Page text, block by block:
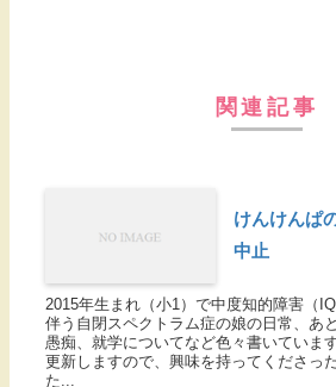
関連記事
けんけんぱ
中止
2015年生まれ（小1）で中度知的障害（
伴う自閉スペクトラム症の娘の日常、あ
愚痴、就学についてなど色々書いていま
更新しますので、興味を持ってくださっ
た...